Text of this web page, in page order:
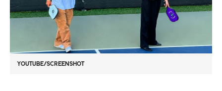
YOUTUBE/SCREENSHOT